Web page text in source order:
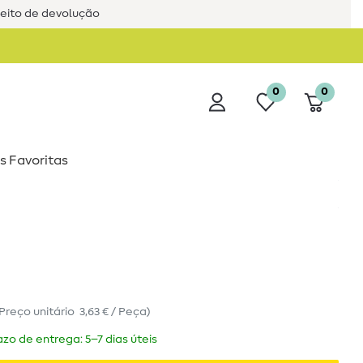
de devolução
0 0
Favoritas
Preço unitário 3,63 € / Peça)
de entrega: 5–7 dias úteis